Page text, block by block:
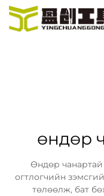
өндөр
Өндөр чанартай
огтлогчийн
төлөөлж, бат